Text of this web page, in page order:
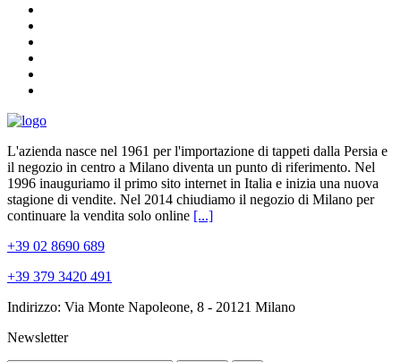
L'azienda nasce nel 1961 per l'importazione di tappeti dalla Persia e
il negozio in centro a Milano diventa un punto di riferimento. Nel
1996 inauguriamo il primo sito internet in Italia e inizia una nuova
stagione di vendite. Nel 2014 chiudiamo il negozio di Milano per
continuare la vendita solo online [...]
+39 02 8690 689
+39 379 3420 491
Indirizzo: Via Monte Napoleone, 8 - 20121 Milano
Newsletter